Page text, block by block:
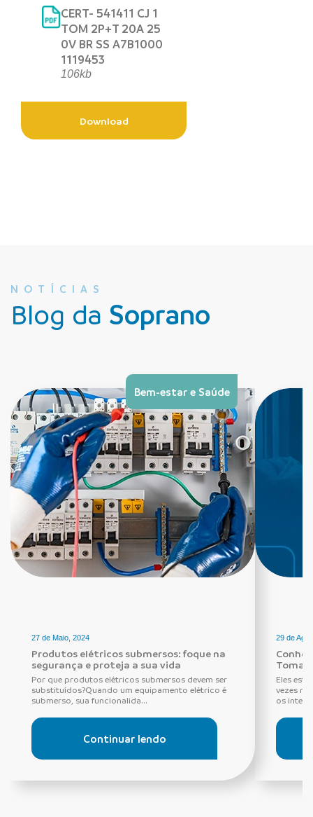
CERT- 541411 CJ 1
TOM 2P+T 20A 25
0V BR SS A7B1000
1119453
106kb
Download
NOTÍCIAS
Blog da Soprano
Bem-estar e Saúde
27 de Maio, 2024
Produtos elétricos submersos: foque na
segurança e proteja a sua vida
Por que produtos elétricos submersos devem ser
substituídos?Quando um equipamento elétrico é
submerso, sua funcionalida...
Continuar lendo
29 de
Eles
vezes
os